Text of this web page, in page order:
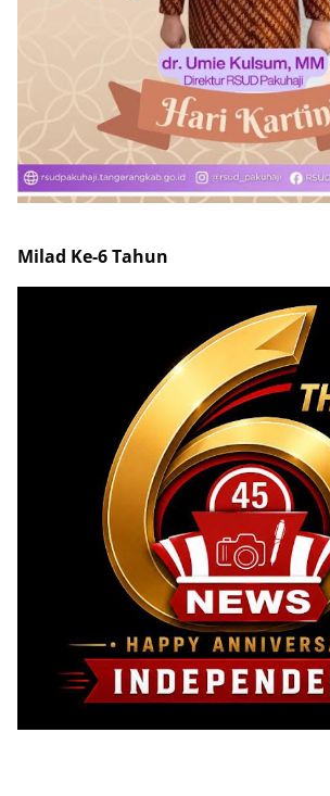
Milad Ke-6 Tahun